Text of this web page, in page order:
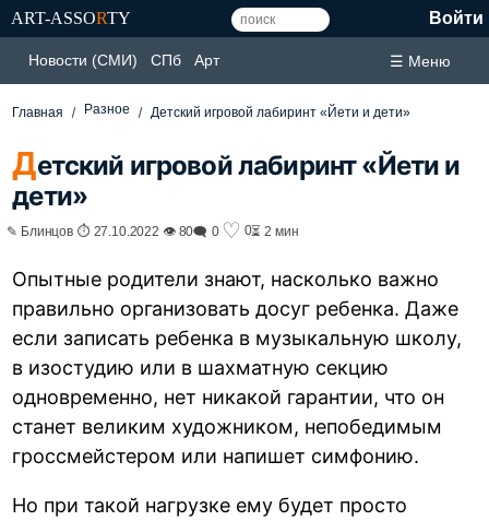
ART-ASSORTY Войти
Новости (СМИ) СПб Арт ☰ Меню
Главная Разное Детский игровой лабиринт «Йети и дети»
Детский игровой лабиринт «Йети и
дети»
✎ Блинцов ⏱ 27.10.2022 👁 80🗨 0 ♡ 0⏳ 2 мин
Опытные родители знают, насколько важно
правильно организовать досуг ребенка. Даже
если записать ребенка в музыкальную школу,
в изостудию или в шахматную секцию
одновременно, нет никакой гарантии, что он
станет великим художником, непобедимым
гроссмейстером или напишет симфонию.
Но при такой нагрузке ему будет просто